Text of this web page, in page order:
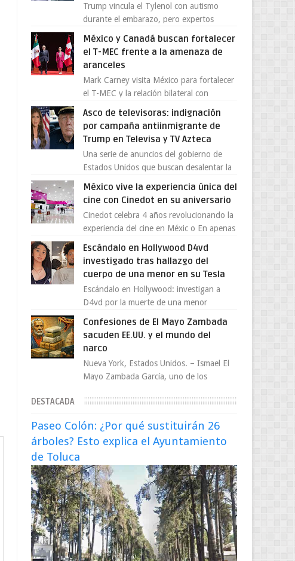
Trump vincula el Tylenol con autismo
durante el embarazo, pero expertos
nuevo episodio de declaraciones...
México y Canadá buscan fortalecer
el T-MEC frente a la amenaza de
aranceles
Mark Carney visita México para fortalecer
el T-MEC y la relación bilateral con
Asco de televisoras: indignación
por campaña antiinmigrante de
Trump en Televisa y TV Azteca
Una serie de anuncios del gobierno de
Estados Unidos que buscan desalentar la
México, luego de ser tr...
México vive la experiencia única del
cine con Cinedot en su aniversario
Cinedot celebra 4 años revolucionando la
experiencia del cine en Méxic o En apenas
Escándalo en Hollywood D4vd
investigado tras hallazgo del
cuerpo de una menor en su Tesla
Escándalo en Hollywood: investigan a
D4vd por la muerte de una menor
David Anthony Burke, mejor cono...
Confesiones de El Mayo Zambada
sacuden EE.UU. y el mundo del
narco
Nueva York, Estados Unidos. – Ismael El
Mayo Zambada García, uno de los
declaró culpable este lun...
DESTACADA
Paseo Colón: ¿Por qué sustituirán 26
árboles? Esto explica el Ayuntamiento
de Toluca